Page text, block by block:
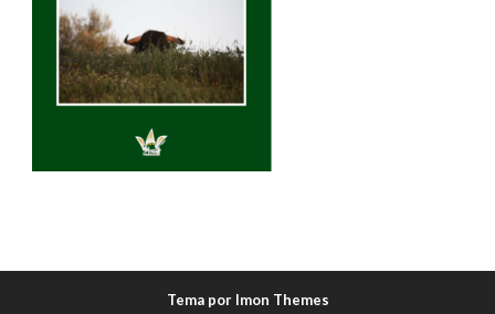
Tema por Imon Themes